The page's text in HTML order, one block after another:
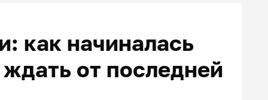
как начиналась
от последней